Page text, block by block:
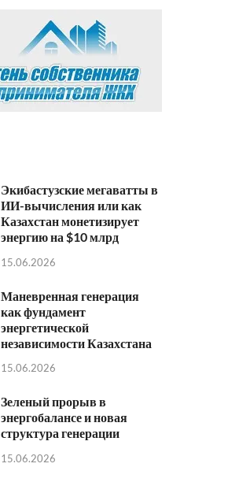
Экибастузские мегаватты в
ИИ-вычисления или как
Казахстан монетизирует
энергию на $10 млрд
15.06.2026
Маневренная генерация
как фундамент
энергетической
независимости Казахстана
15.06.2026
Зеленый прорыв в
энергобалансе и новая
структура генерации
15.06.2026